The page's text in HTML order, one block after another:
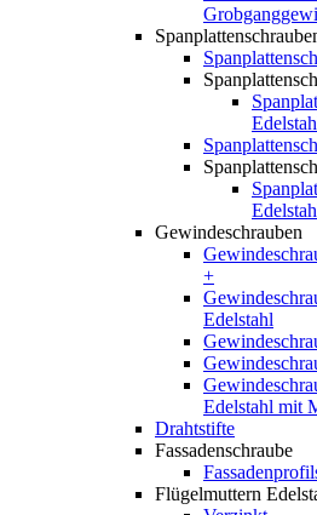
Gewindeschrauben
+
Edelstahl
Edelstahl mit
Drahtstifte
Fassadenschraube
Flügelmuttern